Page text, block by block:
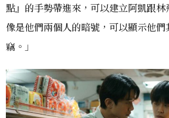
點』的手勢帶進來，可以建立阿凱跟
像是他們兩個人的暗號，可以顯示他
竊。」